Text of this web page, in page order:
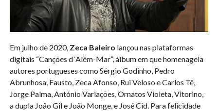
Em julho de 2020, Zeca Baleiro lançou nas plataformas
digitais “Canções d´Além-Mar”, álbum em que homenageia
autores portugueses como Sérgio Godinho, Pedro
Abrunhosa, Fausto, Zeca Afonso, Rui Veloso e Carlos Tê,
Jorge Palma, António Variações, Ornatos Violeta, Vitorino,
a dupla João Gil e João Monge, e José Cid. Para felicidade